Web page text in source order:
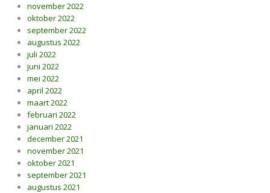
november 2022
oktober 2022
september 2022
augustus 2022
juli 2022
juni 2022
mei 2022
april 2022
maart 2022
februari 2022
januari 2022
december 2021
november 2021
oktober 2021
september 2021
augustus 2021